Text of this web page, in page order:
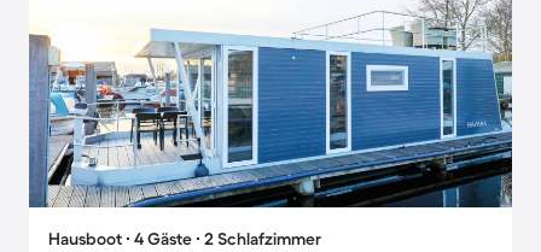
Hausboot ∙ 4 Gäste ∙ 2 Schlafzimmer